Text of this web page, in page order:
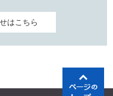
はこちら